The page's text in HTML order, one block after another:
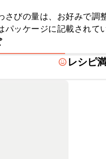
さびの量は、お好みで調
パッケージに記載されて
レシピ